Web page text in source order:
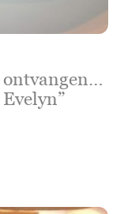
ontvangen…